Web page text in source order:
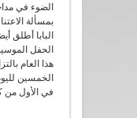
الضوء في
بمسألة
البابا أطلق
الحفل
هذا العام
الخمسين
في الأول من